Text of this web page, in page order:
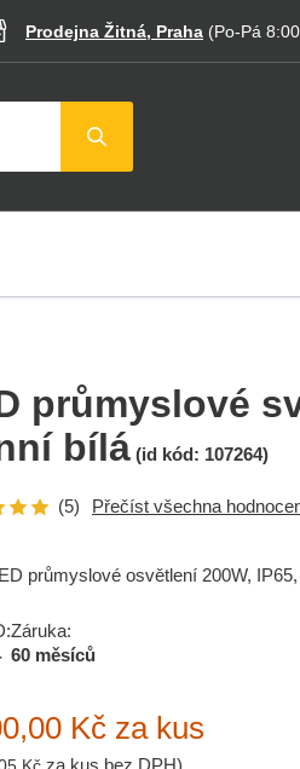
Prodejna Žitná, Praha (Po-Pá
průmyslové
bílá (id kód: 107264)
(5) Přečíst všechna
průmyslové osvětlení 200W,
Záruka:
60 měsíců
Kč za kus
za kus bez DPH)